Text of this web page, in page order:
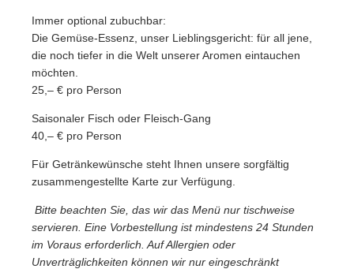
Immer optional zubuchbar:
Die Gemüse-Essenz, unser Lieblingsgericht: für all jene,
die noch tiefer in die Welt unserer Aromen eintauchen
möchten.
25,– € pro Person
Saisonaler Fisch oder Fleisch-Gang
40,– € pro Person
Für Getränkewünsche steht Ihnen unsere sorgfältig
zusammengestellte Karte zur Verfügung.
Bitte beachten Sie, das wir das Menü nur tischweise
servieren. Eine Vorbestellung ist mindestens 24 Stunden
im Voraus erforderlich.Auf Allergien oder
Unverträglichkeiten können wir nur eingeschränkt